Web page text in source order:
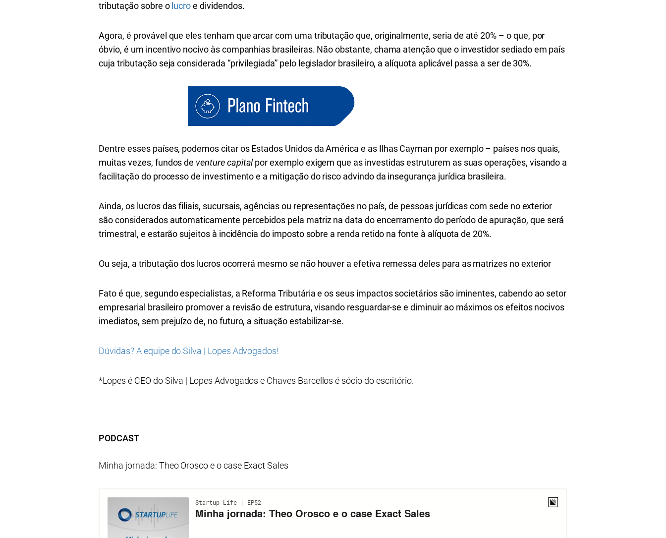
tributação sobre o lucroe dividendos.
Agora, é provável que eles tenham que arcar com uma tributação que, originalmente, seria de até 20% – o que, por
óbvio, é um incentivo nocivo às companhias brasileiras. Não obstante, chama atenção que o investidor sediado em país
cuja tributação seja considerada “privilegiada” pelo legislador brasileiro, a alíquota aplicável passa a ser de 30%.
Dentre esses países, podemos citar os Estados Unidos da América e as Ilhas Cayman por exemplo – países nos quais,
muitas vezes, fundos de venture capitalpor exemplo exigem que as investidas estruturem as suas operações, visando a
facilitação do processo de investimento e a mitigação do risco advindo da insegurança jurídica brasileira.
Ainda, os lucros das filiais, sucursais, agências ou representações no país, de pessoas jurídicas com sede no exterior
são considerados automaticamente percebidos pela matriz na data do encerramento do período de apuração, que será
trimestral, e estarão sujeitos à incidência do imposto sobre a renda retido na fonte à alíquota de 20%.
Ou seja, a tributação dos lucros ocorrerá mesmo se não houver a efetiva remessa deles para as matrizes no exterior
Fato é que, segundo especialistas, a Reforma Tributária e os seus impactos societários são iminentes, cabendo ao setor
empresarial brasileiro promover a revisão de estrutura, visando resguardar-se e diminuir ao máximos os efeitos nocivos
imediatos, sem prejuízo de, no futuro, a situação estabilizar-se.
Dúvidas? A equipe do Silva | Lopes Advogados!
*Lopes é CEO do Silva | Lopes Advogados e Chaves Barcellos é sócio do escritório.
PODCAST
Minha jornada: Theo Orosco e o case Exact Sales